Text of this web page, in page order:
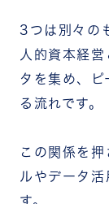
3つは別々の
人的資本経
タを集め、ピ
る流れです。
この関係を
ルやデータ
す。